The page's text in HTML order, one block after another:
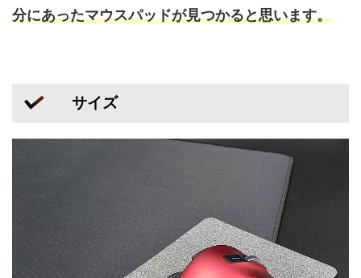
分にあったマウスパッドが見つかると思います。
サイズ